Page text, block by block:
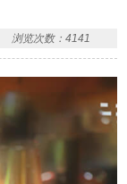
浏览次数：4141